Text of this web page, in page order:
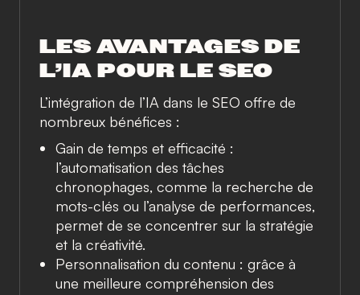
LES AVANTAGES DE
L’IA POUR LE SEO
L’intégration de l’IA dans le SEO offre de
nombreux bénéfices :
Gain de temps et efficacité :
l’automatisation des tâches
chronophages, comme la recherche de
mots-clés ou l’analyse de performances,
permet de se concentrer sur la stratégie
et la créativité.
Personnalisation du contenu : grâce à
une meilleure compréhension des